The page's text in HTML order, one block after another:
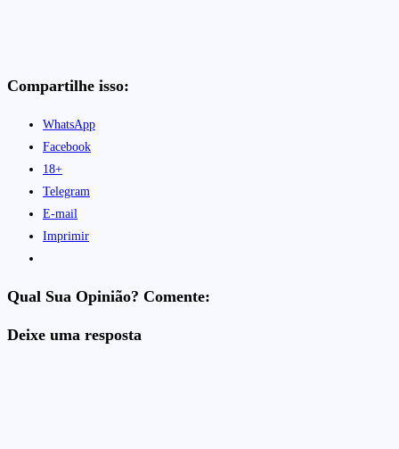
Compartilhe isso:
WhatsApp
Facebook
18+
Telegram
E-mail
Imprimir
Qual Sua Opinião? Comente:
Deixe uma resposta